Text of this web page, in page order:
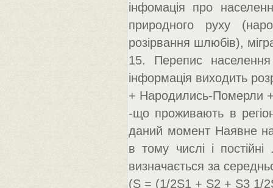
інфомація про
природного руху
розірвання шлюбів),
15. Перепис
інформація виходить
+ Народились-Померли +
-що проживають в
даний момент Наявне
в тому числі і
визначається за
(S = (1/2S1 + S2 + S3 1/